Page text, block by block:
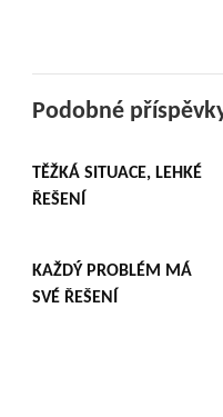
Podobné
TĚŽKÁ SITUACE, LEHKÉ
ŘEŠENÍ
KAŽDÝ PROBLÉM MÁ
SVÉ ŘEŠENÍ